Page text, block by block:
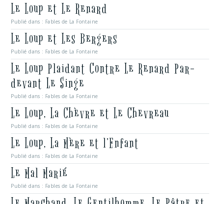
Le Loup et Le Renard
Publié dans : Fables de La Fontaine
Le Loup et Les Bergers
Publié dans : Fables de La Fontaine
Le Loup Plaidant Contre Le Renard Par-
devant Le Singe
Publié dans : Fables de La Fontaine
Le Loup, La Chèvre et Le Chevreau
Publié dans : Fables de La Fontaine
Le Loup, La Mère et l’Enfant
Publié dans : Fables de La Fontaine
Le Mal Marié
Publié dans : Fables de La Fontaine